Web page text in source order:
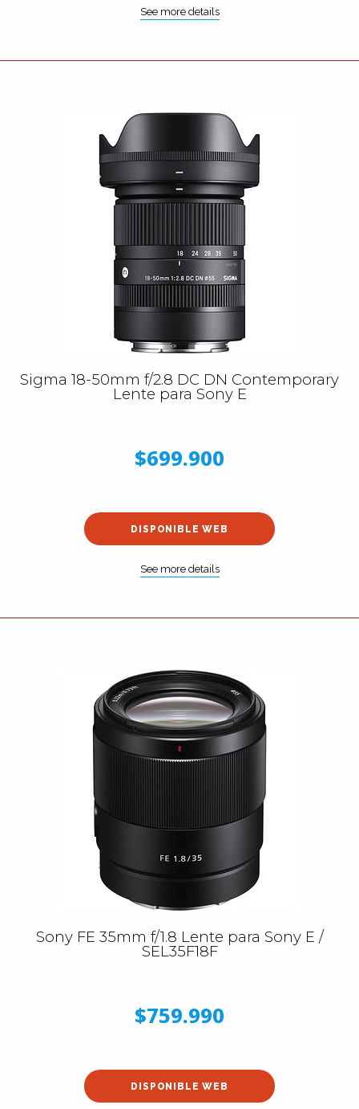
See more details
Sigma 18-50mm f/2.8 DC DN Contemporary
Lente para Sony E
$699.900
DISPONIBLE WEB
See more details
Sony FE 35mm f/1.8 Lente para Sony E /
SEL35F18F
$759.990
DISPONIBLE WEB